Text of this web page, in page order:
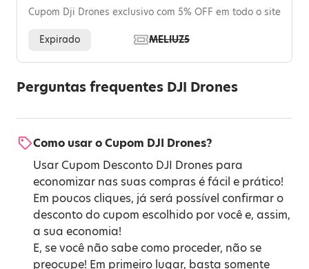
Cupom Dji Drones exclusivo com 5% OFF em todo o site
Expirado MELIUZ5
Perguntas frequentes DJI Drones
Como usar o Cupom DJI Drones?
Usar Cupom Desconto DJI Drones para
economizar nas suas compras é fácil e prático!
Em poucos cliques, já será possível confirmar o
desconto do cupom escolhido por você e, assim,
a sua economia!
E, se você não sabe como proceder, não se
preocupe! Em primeiro lugar, basta somente